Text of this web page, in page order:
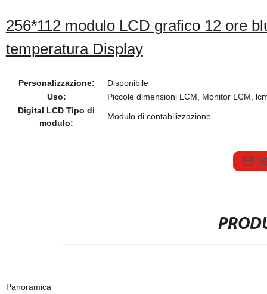
256*112 modulo LCD grafico 12 ore
temperatura Display
Personalizzazione:
Disponibile
Uso:
Piccole dimensioni LCM, Monitor LCM,
Digital LCD Tipo di
modulo:
Modulo di contabilizzazione
Panoramica